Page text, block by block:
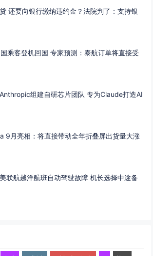
还要向银行缴纳违约金？法院判了：支持银
乘客登机回国 专家预测：泰航订单将直接受
组建自研芯片团队 专为Claude打造AI
9月亮相：将直接带动全年折叠屏出货量大涨
联航越洋航班自动驾驶故障 机长选择中途备